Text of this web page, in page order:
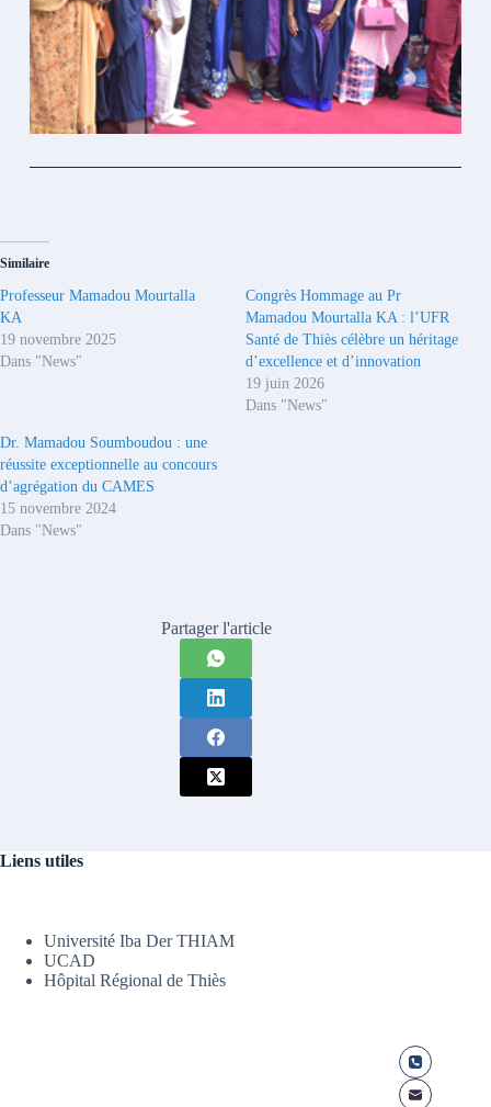
Similaire
Professeur Mamadou Mourtalla
KA
19 novembre 2025
Dans "News"
Congrès Hommage au Pr
Mamadou Mourtalla KA : l’UFR
Santé de Thiès célèbre un héritage
d’excellence et d’innovation
19 juin 2026
Dans "News"
Dr. Mamadou Soumboudou : une
réussite exceptionnelle au concours
d’agrégation du CAMES
15 novembre 2024
Dans "News"
Partager l'article
Liens utiles
Université Iba Der THIAM
UCAD
Hôpital Régional de Thiès